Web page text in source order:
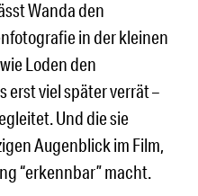
Wanda den
in der kleinen
Loden den
erst viel später verrät –
Und die sie
Augenblick im Film,
“erkennbar” macht.